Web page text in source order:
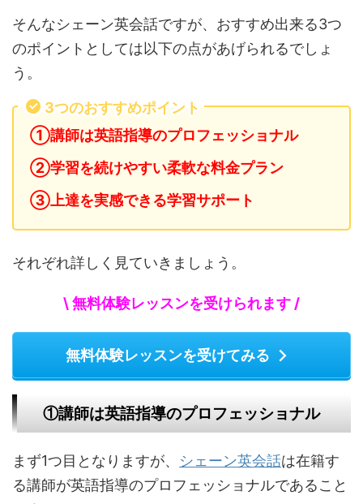
そんなシェーン英会話ですが、おすすめ出来る3つ
のポイントとしては以下の点があげられるでしょ
う。
3つのおすすめポイント
①講師は英語指導のプロフェッショナル
②学習を続けやすい柔軟な料金プラン
③上達を実感できる学習サポート
それぞれ詳しく見ていきましょう。
\ 無料体験レッスンを受けられます /
無料体験レッスンを受けてみる
①講師は英語指導のプロフェッショナル
まず1つ目となりますが、 シェーン英会話は在籍す
る講師が英語指導のプロフェッショナルであること